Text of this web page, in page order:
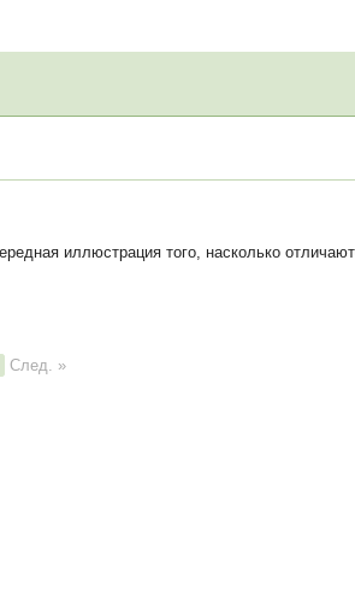
иллюстрация того, насколько
След. »